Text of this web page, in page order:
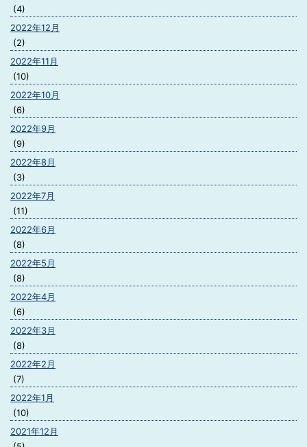
(4)
2022年12月
(2)
2022年11月
(10)
2022年10月
(6)
2022年9月
(9)
2022年8月
(3)
2022年7月
(11)
2022年6月
(8)
2022年5月
(8)
2022年4月
(6)
2022年3月
(8)
2022年2月
(7)
2022年1月
(10)
2021年12月